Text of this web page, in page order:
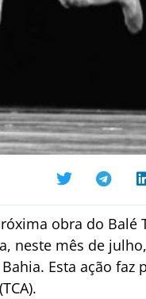
obra do Balé
neste mês de
Esta ação faz